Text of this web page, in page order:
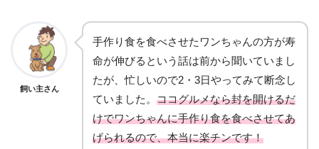
飼い主さん
手作り食を食べさせたワンちゃんの方が寿
命が伸びるという話は前から聞いていまし
たが、忙しいので2・3日やってみて断念し
ていました。 ココグルメなら封を開けるだ
けでワンちゃんに手作り食を食べさせてあ
げられるので、本当に楽チンです！